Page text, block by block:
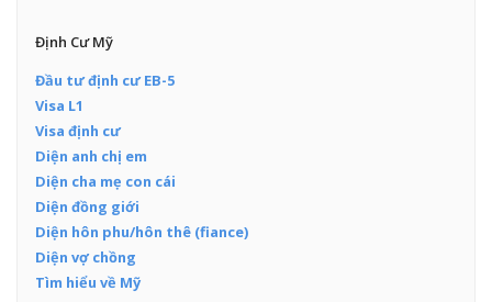
Định Cư Mỹ
Đầu tư định cư EB-5
Visa L1
Visa định cư
Diện anh chị em
Diện cha mẹ con cái
Diện đồng giới
Diện hôn phu/hôn thê (fiance)
Diện vợ chồng
Tìm hiểu về Mỹ